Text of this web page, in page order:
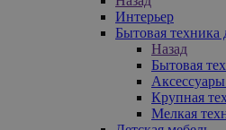
Интерьер
Бытовая техника
Назад
Бытовая
Крупная
Мелкая